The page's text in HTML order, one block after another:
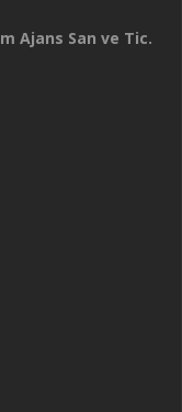
Ajans San ve Tic.